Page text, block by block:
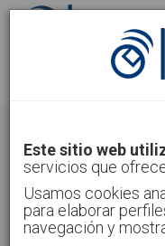
Inicio Tecnologías
Este sitio web
servicios que
Usamos cookies
para elaborar
navegación y